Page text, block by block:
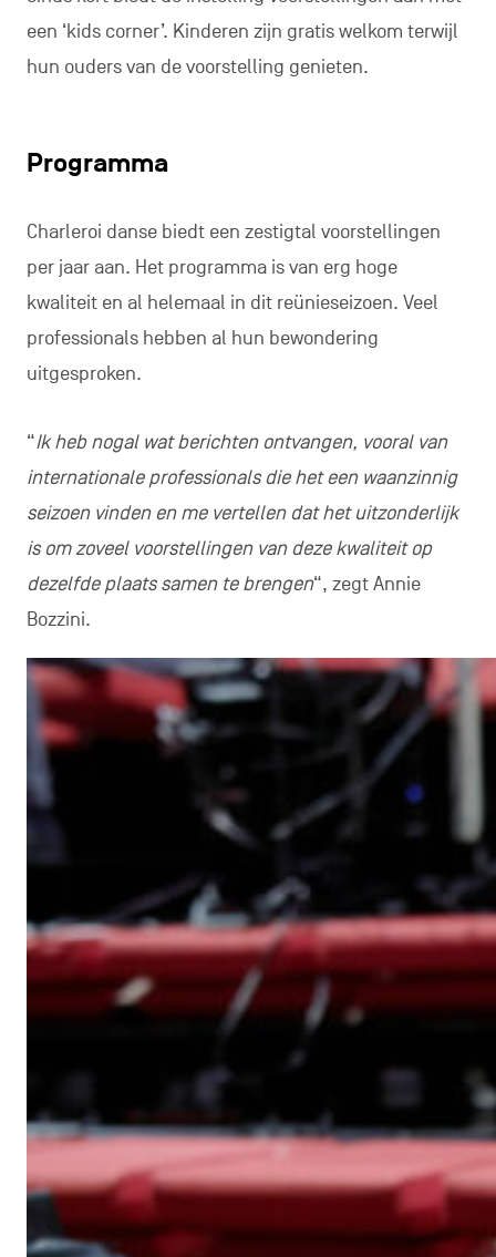
een ‘kids corner’. Kinderen zijn gratis welkom terwijl
hun ouders van de voorstelling genieten.
Programma
Charleroi danse biedt een zestigtal voorstellingen
per jaar aan. Het programma is van erg hoge
kwaliteit en al helemaal in dit reünieseizoen. Veel
professionals hebben al hun bewondering
uitgesproken.
“Ik heb nogal wat berichten ontvangen, vooral van
internationale professionals die het een waanzinnig
seizoen vinden en me vertellen dat het uitzonderlijk
is om zoveel voorstellingen van deze kwaliteit op
dezelfde plaats samen te brengen“, zegt Annie
Bozzini.